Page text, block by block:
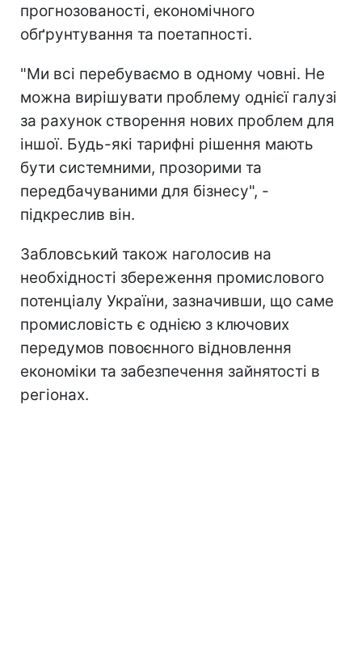
прогнозованості, економічного
обґрунтування та поетапності.
"Ми всі перебуваємо в одному човні. Не
можна вирішувати проблему однієї галузі
за рахунок створення нових проблем для
іншої. Будь-які тарифні рішення мають
бути системними, прозорими та
передбачуваними для бізнесу", -
підкреслив він.
Забловський також наголосив на
необхідності збереження промислового
потенціалу України, зазначивши, що саме
промисловість є однією з ключових
передумов повоєнного відновлення
економіки та забезпечення зайнятості в
регіонах.